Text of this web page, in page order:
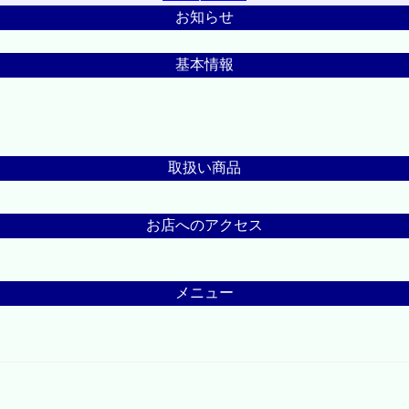
お知らせ
基本情報
取扱い商品
お店へのアクセス
メニュー